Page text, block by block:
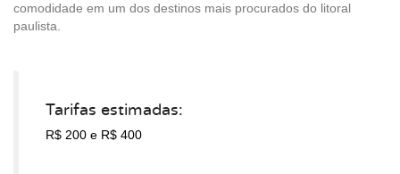
comodidade em um dos destinos mais procurados do litoral
paulista.
Tarifas estimadas:
R$ 200 e R$ 400